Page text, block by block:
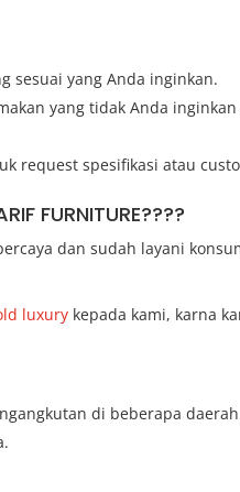
sesuai yang Anda inginkan.
yang tidak Anda inginkan
request spesifikasi atau
FURNITURE????
dan sudah layani
luxury kepada kami, karna
di beberapa